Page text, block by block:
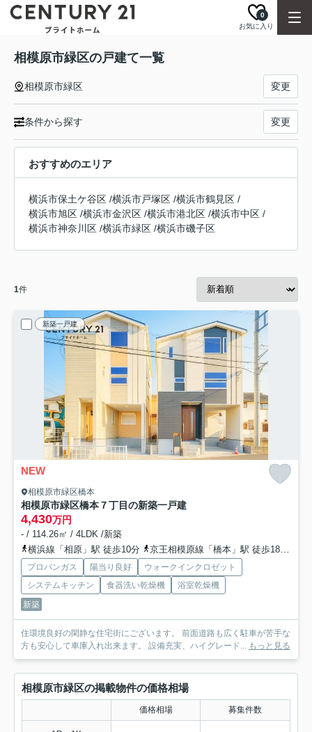
お気に入り
0
相模原市緑区の戸建て一覧
相模原市緑区 変更
条件から探す 変更
おすすめのエリア
横浜市保土ケ谷区 /横浜市戸塚区 /横浜市鶴見区 /
横浜市旭区 /横浜市金沢区 /横浜市港北区 /横浜市中区 /
横浜市神奈川区 /横浜市緑区 /横浜市磯子区
1件
新築一戸建
NEW
相模原市緑区橋本
相模原市緑区橋本７丁目の新築一戸建
4,430万円
- / 114.26㎡ / 4LDK /新築
横浜線「相原」駅 徒歩10分
京王相模原線「橋本」駅 徒歩18分
プロパンガス 陽当り良好
ウォークインクロゼット
システムキッチン
食器洗い乾燥機
浴室乾燥機
新築
住環境良好の閑静な住宅街にございます。 前面道路も広く駐車が苦手な
方も安心して車庫入れ出来ます。 設備充実、ハイグレード... もっと見る
相模原市緑区の掲載物件の価格相場
価格相場 募集件数